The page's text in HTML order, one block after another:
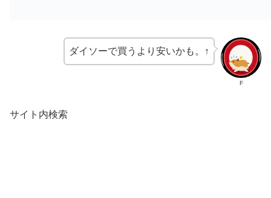
F
ダイソーで買うより安いかも。↑
サイト内検索